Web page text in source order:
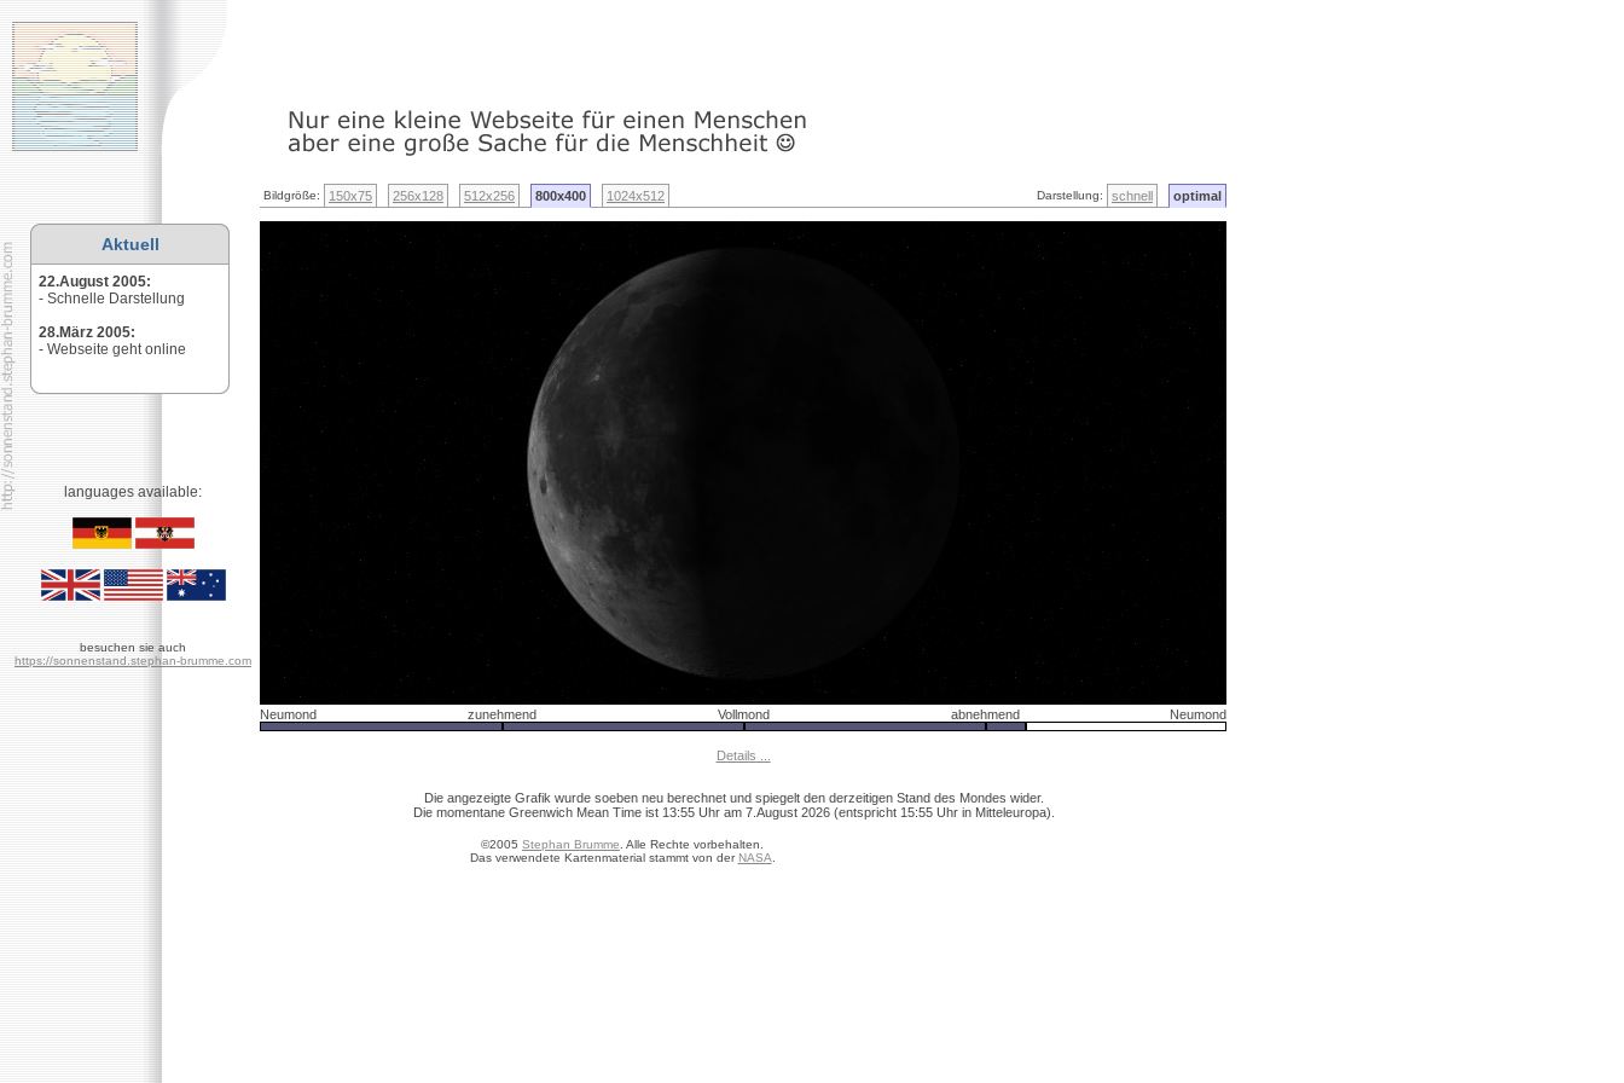
Aktuell
22.August 2005:
- Schnelle Darstellung
28.März 2005:
- Webseite geht online
languages available:
besuchen sie auch
https://sonnenstand.stephan-brumme.com
Bildgröße: 150x75 256x128 512x256 800x400 1024x512 Darstellung: schnell optimal
Neumond zunehmend Vollmond abnehmend Neumond
Details ...
Die angezeigte Grafik wurde soeben neu berechnet und spiegelt den derzeitigen Stand des Mondes wider.
Die momentane Greenwich Mean Time ist 13:55 Uhr am 7.August 2026 (entspricht 15:55 Uhr in Mitteleuropa).
©2005 Stephan Brumme . Alle Rechte vorbehalten.
Das verwendete Kartenmaterial stammt von der NASA